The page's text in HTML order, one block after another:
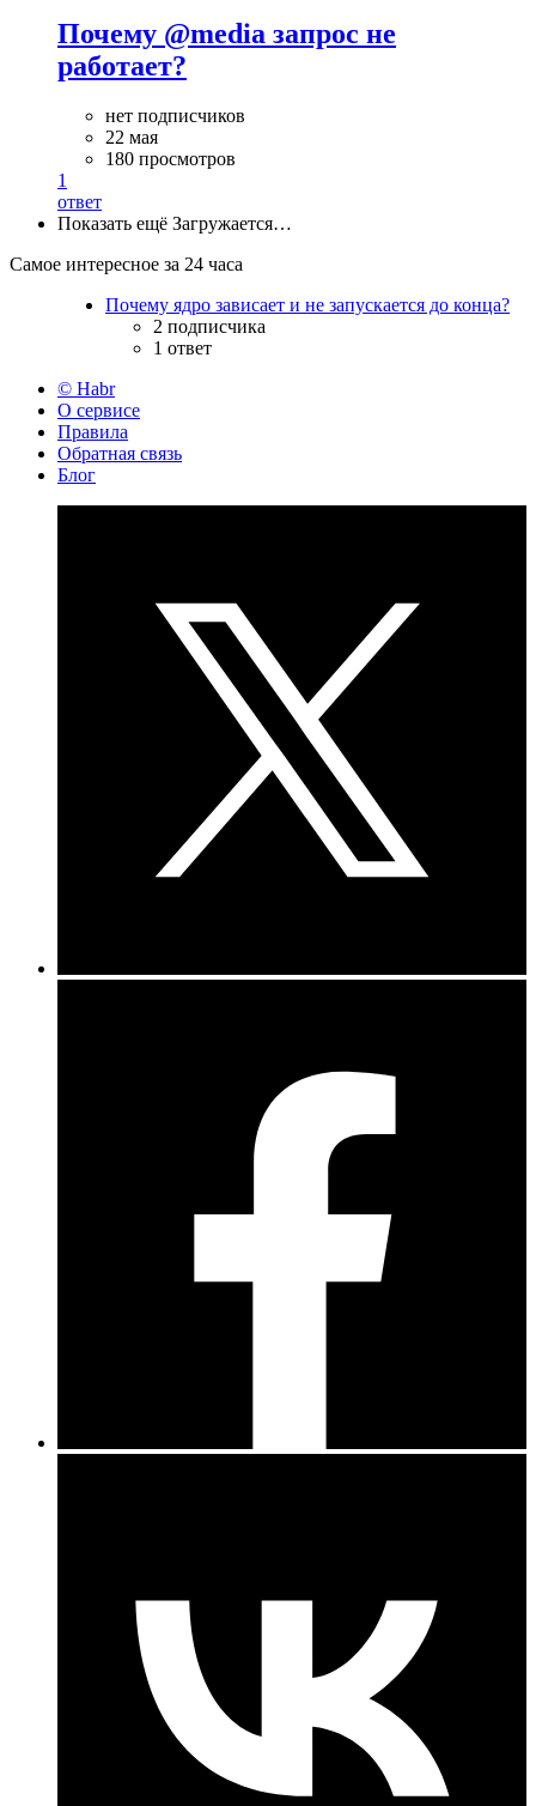
Почему @media запрос не
работает?
нет подписчиков
22 мая
180 просмотров
1
ответ
Показать ещё Загружается…
Самое интересное за 24 часа
Почему ядро зависает и не запускается до конца?
2 подписчика
1 ответ
© Habr
О сервисе
Правила
Обратная связь
Блог